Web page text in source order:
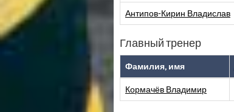
Антипов-Кирин Владислав
Главный тренер
Фамилия, имя
Кормачёв Владимир